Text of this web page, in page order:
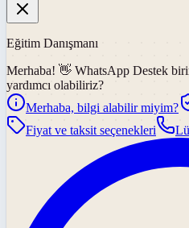
Eğitim Danışmanı
Merhaba! 👋 WhatsApp Destek
yardımcı olabiliriz?
Merhaba, bilgi alabilir miyim?
Fiyat ve taksit seçenekleri